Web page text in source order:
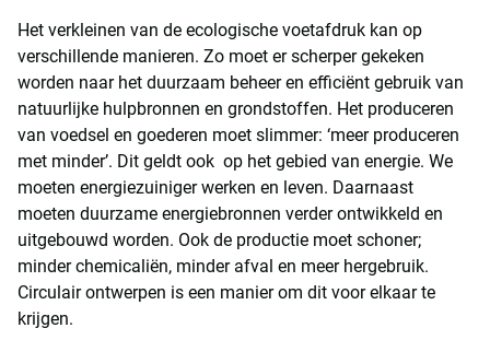
Het verkleinen van de ecologische voetafdruk kan op
verschillende manieren. Zo moet er scherper gekeken
worden naar het duurzaam beheer en efficiënt gebruik van
natuurlijke hulpbronnen en grondstoffen. Het produceren
van voedsel en goederen moet slimmer: ‘meer produceren
met minder’. Dit geldt ook op het gebied van energie. We
moeten energiezuiniger werken en leven. Daarnaast
moeten duurzame energiebronnen verder ontwikkeld en
uitgebouwd worden. Ook de productie moet schoner;
minder chemicaliën, minder afval en meer hergebruik.
Circulair ontwerpen is een manier om dit voor elkaar te
krijgen.